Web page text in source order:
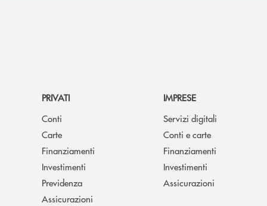
PRIVATI
Conti
Carte
Finanziamenti
Investimenti
Previdenza
Assicurazioni
IMPRESE
Servizi digitali
Conti e carte
Finanziamenti
Investimenti
Assicurazioni